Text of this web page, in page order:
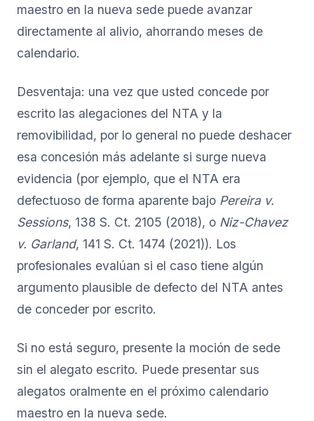
maestro en la nueva sede puede avanzar
directamente al alivio, ahorrando meses de
calendario.
Desventaja: una vez que usted concede por
escrito las alegaciones del NTA y la
removibilidad, por lo general no puede deshacer
esa concesión más adelante si surge nueva
evidencia (por ejemplo, que el NTA era
defectuoso de forma aparente bajo Pereira v.
Sessions, 138 S. Ct. 2105 (2018), o Niz-Chavez
v. Garland, 141 S. Ct. 1474 (2021)). Los
profesionales evalúan si el caso tiene algún
argumento plausible de defecto del NTA antes
de conceder por escrito.
Si no está seguro, presente la moción de sede
sin el alegato escrito. Puede presentar sus
alegatos oralmente en el próximo calendario
maestro en la nueva sede.